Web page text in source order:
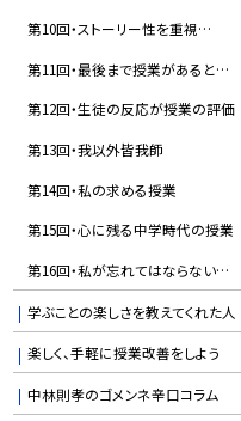
第10回・ストーリー性を重視…
第11回・最後まで授業があると…
第12回・生徒の反応が授業の評価
第13回・我以外皆我師
第14回・私の求める授業
第15回・心に残る中学時代の授業
第16回・私が忘れてはならない…
学ぶことの楽しさを教えてくれた人
楽しく、手軽に授業改善をしよう
中林則孝のゴメンネ辛口コラム